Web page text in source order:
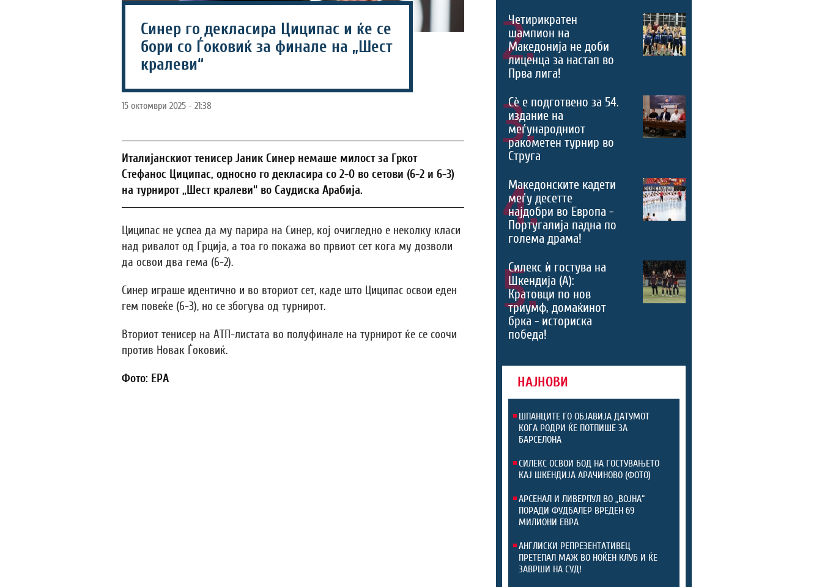
Синер го декласира Циципас и ќе се
бори со Ѓоковиќ за финале на „Шест
кралеви“
15 октомври 2025 - 21:38
Италијанскиот тенисер Јаник Синер немаше милост за Гркот
Стефанос Циципас, односно го декласира со 2-0 во сетови (6-2 и 6-3)
на турнирот „Шест кралеви“ во Саудиска Арабија.
Циципас не успеа да му парира на Синер, кој очигледно е неколку класи
над ривалот од Грција, а тоа го покажа во првиот сет кога му дозволи
да освои два гема (6-2).
Синер играше идентично и во вториот сет, каде што Циципас освои еден
гем повеќе (6-3), но се збогува од турнирот.
Вториот тенисер на АТП-листата во полуфинале на турнирот ќе се соочи
против Новак Ѓоковиќ.
Фото: EPA
2.
Четирикратен
шампион на
Македонија не доби
лиценца за настап во
Прва лига!
3.
Сѐ е подготвено за 54.
издание на
меѓународниот
ракометен турнир во
Струга
4.
Македонските кадети
меѓу десетте
најдобри во Европа -
Португалија падна по
голема драма!
5.
Силекс ѝ гостува на
Шкендија (А):
Кратовци по нов
триумф, домаќинот
брка - историска
победа!
НАЈНОВИ
ШПАНЦИТЕ ГО ОБЈАВИЈА ДАТУМОТ
КОГА РОДРИ ЌЕ ПОТПИШЕ ЗА
БАРСЕЛОНА
СИЛЕКС ОСВОИ БОД НА ГОСТУВАЊЕТО
КАЈ ШКЕНДИЈА АРАЧИНОВО (ФОТО)
АРСЕНАЛ И ЛИВЕРПУЛ ВО „ВОЈНА“
ПОРАДИ ФУДБАЛЕР ВРЕДЕН 69
МИЛИОНИ ЕВРА
АНГЛИСКИ РЕПРЕЗЕНТАТИВЕЦ
ПРЕТЕПАЛ МАЖ ВО НОЌЕН КЛУБ И ЌЕ
ЗАВРШИ НА СУД!